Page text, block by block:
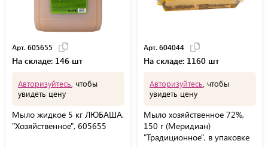
Арт. 605655
На складе: 146 шт
Авторизуйтесь , чтобы
увидеть цену
Мыло жидкое 5 кг ЛЮБАША,
"Хозяйственное", 605655
Арт. 604044
На складе: 1160 шт
Авторизуйтесь , чтобы
увидеть цену
Мыло хозяйственное 72%,
150 г (Меридиан)
"Традиционное", в упаковке